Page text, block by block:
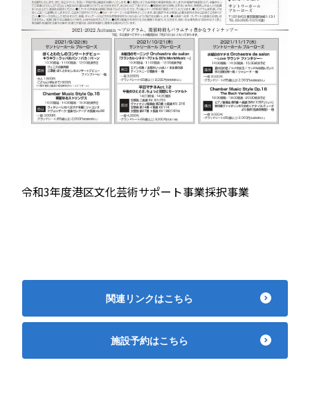
令和3年度港区文化芸術サポート事業採択事業
関連リンクはこちら
施設予約はこちら